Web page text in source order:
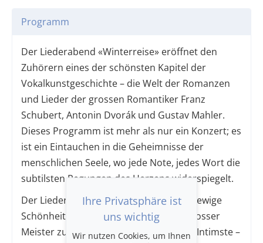
Programm
Der Liederabend «Winterreise» eröffnet den
Zuhörern eines der schönsten Kapitel der
Vokalkunstgeschichte – die Welt der Romanzen
und Lieder der grossen Romantiker Franz
Schubert, Antonin Dvorák und Gustav Mahler.
Dieses Programm ist mehr als nur ein Konzert; es
ist ein Eintauchen in die Geheimnisse der
menschlichen Seele, wo jede Note, jedes Wort die
subtilsten Regungen des Herzens widerspiegelt.
Der Liederabend ist eine Einladung, die ewige
Schönheit zu berühren, die Stimmen grosser
Meister zu hören, denen es gelang, das Intimste –
Ihre Privatsphäre ist
uns wichtig
Wir nutzen Cookies, um Ihnen